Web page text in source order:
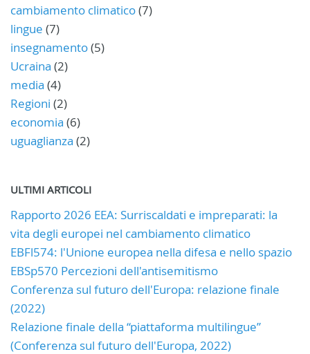
cambiamento climatico(7)
lingue (7)
insegnamento(5)
Ucraina (2)
media (4)
Regioni (2)
economia (6)
uguaglianza (2)
ULTIMI ARTICOLI
Rapporto 2026 EEA: Surriscaldati e impreparati: la
vita degli europei nel cambiamento climatico
EBFl574: l'Unione europea nella difesa e nello spazio
EBSp570 Percezioni dell'antisemitismo
Conferenza sul futuro dell'Europa: relazione finale
(2022)
Relazione finale della “piattaforma multilingue”
(Conferenza sul futuro dell'Europa, 2022)